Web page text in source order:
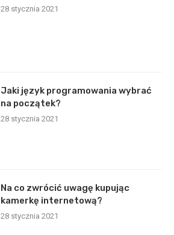
28 stycznia 2021
Jaki język programowania wybrać
na początek?
28 stycznia 2021
Na co zwrócić uwagę kupując
kamerkę internetową?
28 stycznia 2021